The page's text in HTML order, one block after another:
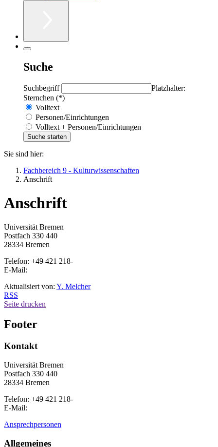
Suche
Suchbegriff
Platzhalter:
Sternchen (*)
Volltext
Personen/Einrichtungen
Volltext + Personen/Einrichtungen
Sie sind hier:
Fachbereich 9 - Kulturwissenschaften
Anschrift
Anschrift
Universität Bremen
Postfach 330 440
28334 Bremen
Telefon: +49 421 218-
E-Mail:
Aktualisiert von: Y. Melcher
RSS
Seite drucken
Footer
Kontakt
Universität Bremen
Postfach 330 440
28334 Bremen
Telefon: +49 421 218-
E-Mail:
Ansprechpersonen
Allgemeines